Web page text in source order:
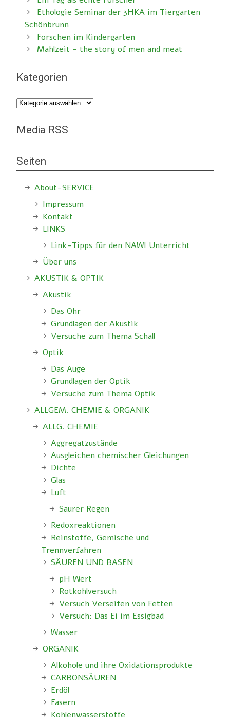
Ethologie Seminar der 3HKA im Tiergarten
Schönbrunn
Forschen im Kindergarten
Mahlzeit – the story of men and meat
Kategorien
Kategorien
Media RSS
Seiten
About-SERVICE
Impressum
Kontakt
LINKS
Link-Tipps für den NAWI Unterricht
Über uns
AKUSTIK & OPTIK
Akustik
Das Ohr
Grundlagen der Akustik
Versuche zum Thema Schall
Optik
Das Auge
Grundlagen der Optik
Versuche zum Thema Optik
ALLGEM. CHEMIE & ORGANIK
ALLG. CHEMIE
Aggregatzustände
Ausgleichen chemischer Gleichungen
Dichte
Glas
Luft
Saurer Regen
Redoxreaktionen
Reinstoffe, Gemische und
Trennverfahren
SÄUREN UND BASEN
pH Wert
Rotkohlversuch
Versuch Verseifen von Fetten
Versuch: Das Ei im Essigbad
Wasser
ORGANIK
Alkohole und ihre Oxidationsprodukte
CARBONSÄUREN
Erdöl
Fasern
Kohlenwasserstoffe